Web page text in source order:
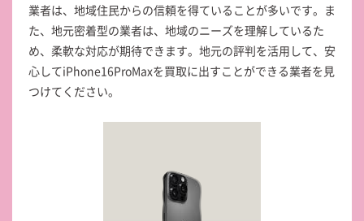
業者は、地域住民からの信頼を得ていることが多いです。ま
た、地元密着型の業者は、地域のニーズを理解しているた
め、柔軟な対応が期待できます。地元の評判を活用して、安
心してiPhone16ProMaxを買取に出すことができる業者を見
つけてください。